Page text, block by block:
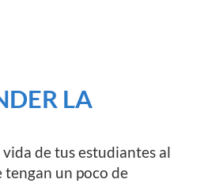
LA
de tus estudiantes al
tengan un poco de